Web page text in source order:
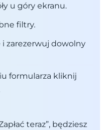
u góry ekranu.
filtry.
zarezerwuj dowolny
formularza kliknij
teraz”, będziesz